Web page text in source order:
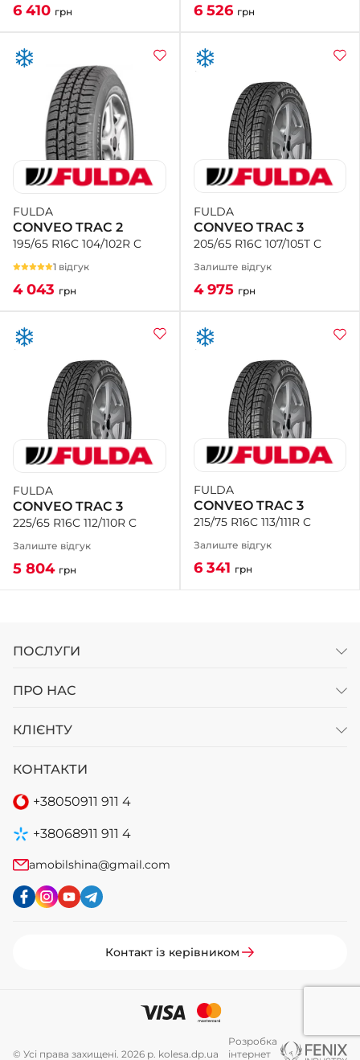
6 410 грн 6 526 грн
FULDA
CONVEO TRAC 2
195/65 R16C 104/102R C
1 відгук
4 043 грн
FULDA
CONVEO TRAC 3
205/65 R16C 107/105T C
Залиште відгук
4 975 грн
FULDA
CONVEO TRAC 3
225/65 R16C 112/110R C
Залиште відгук
5 804 грн
FULDA
CONVEO TRAC 3
215/75 R16C 113/111R C
Залиште відгук
6 341 грн
ПОСЛУГИ
ПРО НАС
КЛІЄНТУ
КОНТАКТИ
+38050911 911 4
+38068911 911 4
amobilshina@gmail.com
Контакт із керівником
© Усі права захищені. 2026 р. kolesa.dp.ua
Розробка
інтернет